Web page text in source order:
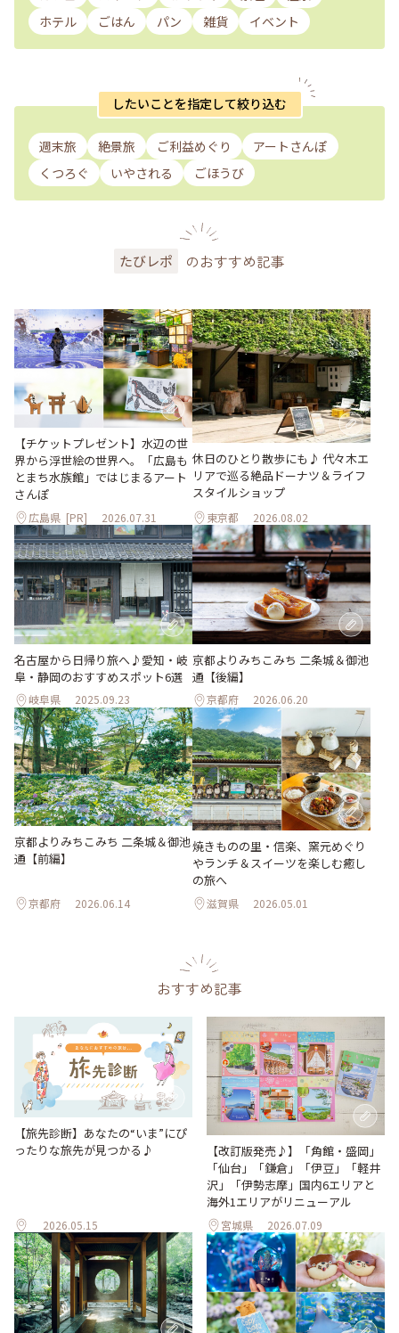
ホテル
ごはん パン 雑貨 イベント
したいことを指定して絞り込む
週末旅 絶景旅 ご利益めぐり
アートさんぽ
くつろぐ
いやされる ごほうび
たびレポ のおすすめ記事
【チケットプレゼント】水辺の世
界から浮世絵の世界へ。「広島も
とまち水族館」ではじまるアート
さんぽ
広島県 [PR] 2026.07.31
休日のひとり散歩にも♪ 代々木エ
リアで巡る絶品ドーナツ＆ライフ
スタイルショップ
東京都 2026.08.02
名古屋から日帰り旅へ♪愛知・岐
阜・静岡のおすすめスポット6選
岐阜県 2025.09.23
京都よりみちこみち 二条城＆御池
通【後編】
京都府 2026.06.20
京都よりみちこみち 二条城＆御池
通【前編】
京都府 2026.06.14
焼きものの里・信楽、窯元めぐり
やランチ＆スイーツを楽しむ癒し
の旅へ
滋賀県 2026.05.01
おすすめ記事
【旅先診断】あなたの“いま”にぴ
ったりな旅先が見つかる♪
2026.05.15
【改訂版発売♪】「角館・盛岡」
「仙台」「鎌倉」「伊豆」「軽井
沢」「伊勢志摩」国内6エリアと
海外1エリアがリニューアル
宮城県 2026.07.09